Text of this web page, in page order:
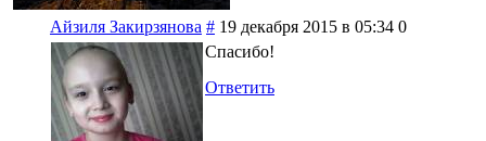
Айзиля Закирзянова # 19 декабря 2015 в 05:34 0
Спасибо!
Ответить